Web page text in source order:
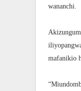
wananchi.
mafanikio